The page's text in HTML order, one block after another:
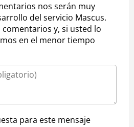
nos serán muy
del servicio Mascus.
y, si usted lo
en el menor tiempo
para este mensaje